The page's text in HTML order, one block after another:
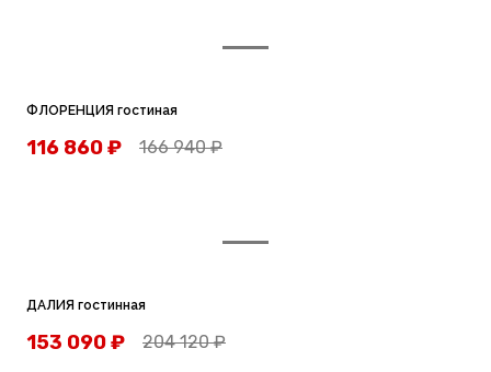
ФЛОРЕНЦИЯ гостиная
166 940₽
116 860₽
ДАЛИЯ гостинная
204 120₽
153 090₽